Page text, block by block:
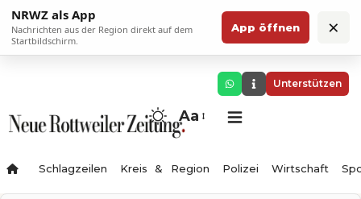
NRWZ als App
Nachrichten aus der Region direkt auf dem
Startbildschirm.
App öffnen ×
Unterstützen
Aa
Schlagzeilen Kreis & Region Polizei Wirtschaft